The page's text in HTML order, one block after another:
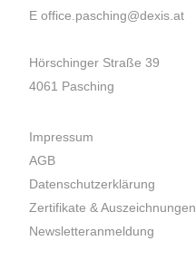
E office.pasching@dexis.at
Hörschinger Straße 39
4061 Pasching
Impressum
AGB
Datenschutzerklärung
Zertifikate & Auszeichnungen
Newsletteranmeldung